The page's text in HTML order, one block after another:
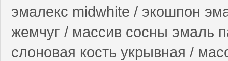
эмалекс midwhite / экошпон
жемчуг / массив сосны эмаль
слоновая кость укрывная /